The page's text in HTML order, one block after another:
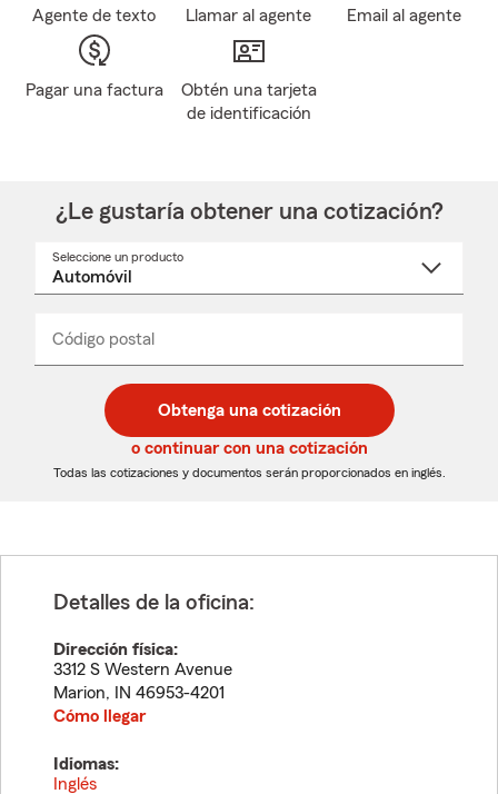
Agente de texto Llamar al agente Email al agente
Pagar una factura
Obtén una tarjeta
de identificación
¿Le gustaría obtener una cotización?
Seleccione un producto
desplegable
Código postal
de
5
dígitos
de
5
dígitos
_____
Obtenga una cotización
o continuar con una cotización
Todas las cotizaciones y documentos serán proporcionados en inglés.
Detalles de la oficina:
Dirección física:
3312 S Western Avenue
Marion, IN 46953-4201
Cómo llegar
Idiomas:
Inglés